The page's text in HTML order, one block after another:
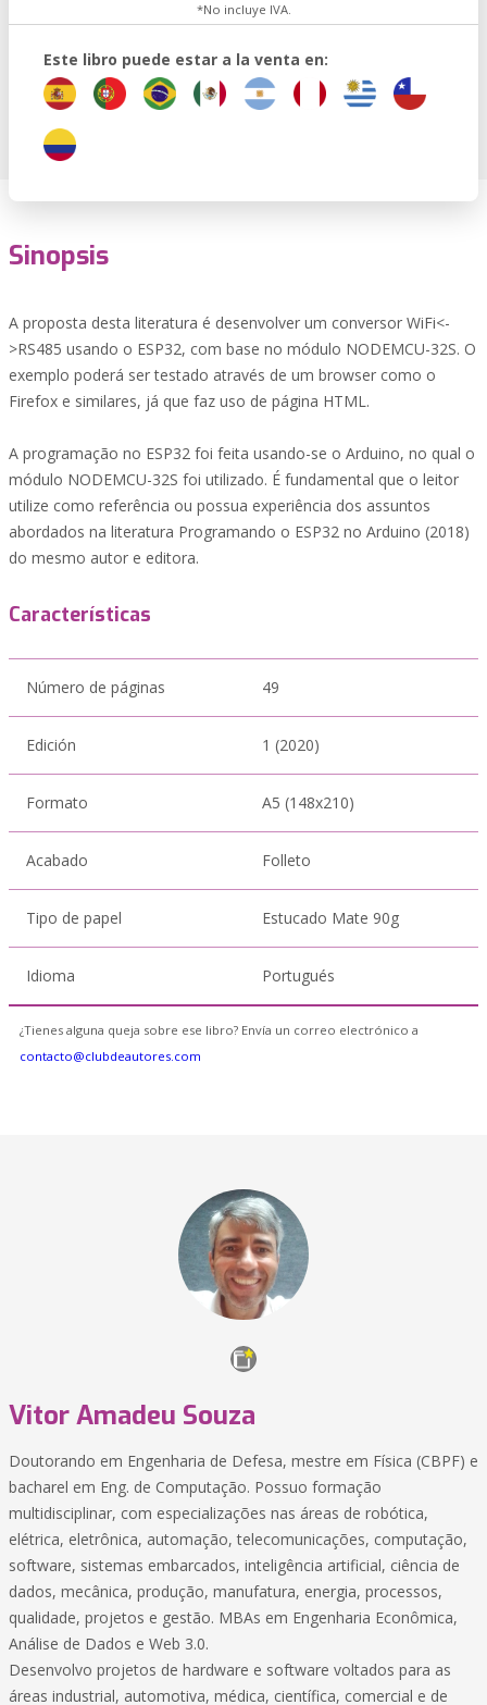
*No incluye IVA.
Este libro puede estar a la venta en:
Sinopsis
A proposta desta literatura é desenvolver um conversor WiFi<-
>RS485 usando o ESP32, com base no módulo NODEMCU-32S. O
exemplo poderá ser testado através de um browser como o
Firefox e similares, já que faz uso de página HTML.
A programação no ESP32 foi feita usando-se o Arduino, no qual o
módulo NODEMCU-32S foi utilizado. É fundamental que o leitor
utilize como referência ou possua experiência dos assuntos
abordados na literatura Programando o ESP32 no Arduino (2018)
do mesmo autor e editora.
Características
Número de páginas 49
Edición 1 (2020)
Formato A5 (148x210)
Acabado Folleto
Tipo de papel Estucado Mate 90g
Idioma Portugués
¿Tienes alguna queja sobre ese libro? Envía un correo electrónico a
contacto@clubdeautores.com
Vitor Amadeu Souza
Doutorando em Engenharia de Defesa, mestre em Física (CBPF) e
bacharel em Eng. de Computação. Possuo formação
multidisciplinar, com especializações nas áreas de robótica,
elétrica, eletrônica, automação, telecomunicações, computação,
software, sistemas embarcados, inteligência artificial, ciência de
dados, mecânica, produção, manufatura, energia, processos,
qualidade, projetos e gestão. MBAs em Engenharia Econômica,
Análise de Dados e Web 3.0.
Desenvolvo projetos de hardware e software voltados para as
áreas industrial, automotiva, médica, científica, comercial e de